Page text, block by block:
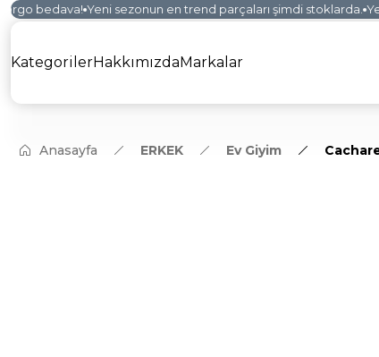
bedava! Yeni sezonun en trend parçaları şimdi stoklarda.
KategorilerHakkımızdaMarkalar
Anasayfa ERKEK Ev Giyim